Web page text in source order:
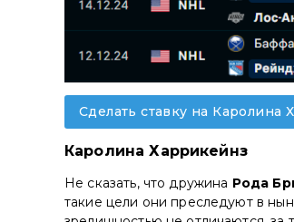
Сделать ставку на Каролина
Каролина Харрикейнз
Не сказать, что дружина Рода
такие цели они преследуют в